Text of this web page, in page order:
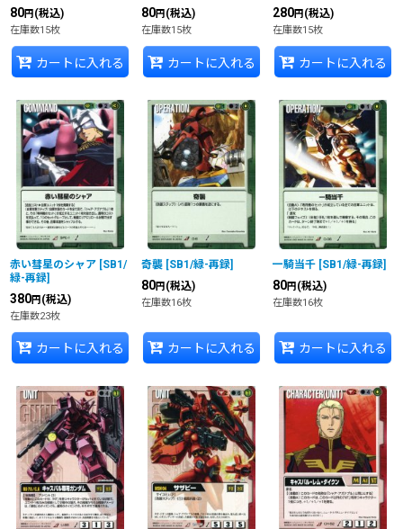
80円 (税込)
在庫数15枚
カートに入れる
80円 (税込)
在庫数15枚
カートに入れる
280円 (税込)
在庫数15枚
カートに入れる
赤い彗星のシャア [SB1/
緑-再録]
380円 (税込)
在庫数23枚
カートに入れる
奇襲 [SB1/緑-再録]
80円 (税込)
在庫数16枚
カートに入れる
一騎当千 [SB1/緑-再録]
80円 (税込)
在庫数16枚
カートに入れる